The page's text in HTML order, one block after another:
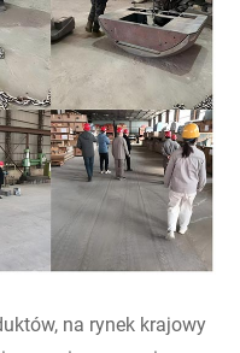
na rynek krajowy